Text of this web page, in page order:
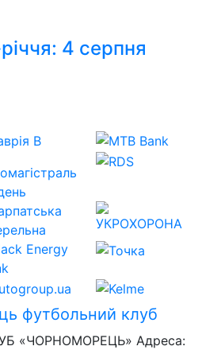
4 серпня
футбольний клуб
«ЧОРНОМОРЕЦЬ» Адреса: